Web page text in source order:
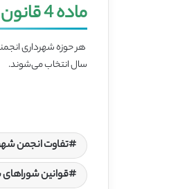
ماده 4 قانون شهرداری
هر حوزه شهرداری
سال انتخاب می‌شوند.
تفاوت انجمن
قوانین شوراهای